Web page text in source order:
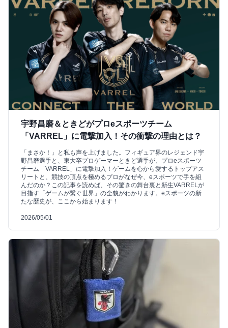
宇野昌磨＆ときどがプロeスポーツチーム
「VARREL」に電撃加入！その衝撃の理由とは？
「まさか！」と私も声を上げました。フィギュア界のレジェンド宇
野昌磨選手と、東大卒プロゲーマーときど選手が、プロeスポーツ
チーム「VARREL」に電撃加入！ゲームを心から愛するトップアス
リートと、競技の頂点を極めるプロがなぜ今、eスポーツで手を組
んだのか？この記事を読めば、その驚きの舞台裏と新生VARRELが
目指す「ゲームが繋ぐ世界」の全貌がわかります。eスポーツの新
たな歴史が、ここから始まります！
2026/05/01